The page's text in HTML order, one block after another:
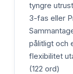
tyngre
3-fas eller
pålitligt och
flexibilitet
(122 ord)